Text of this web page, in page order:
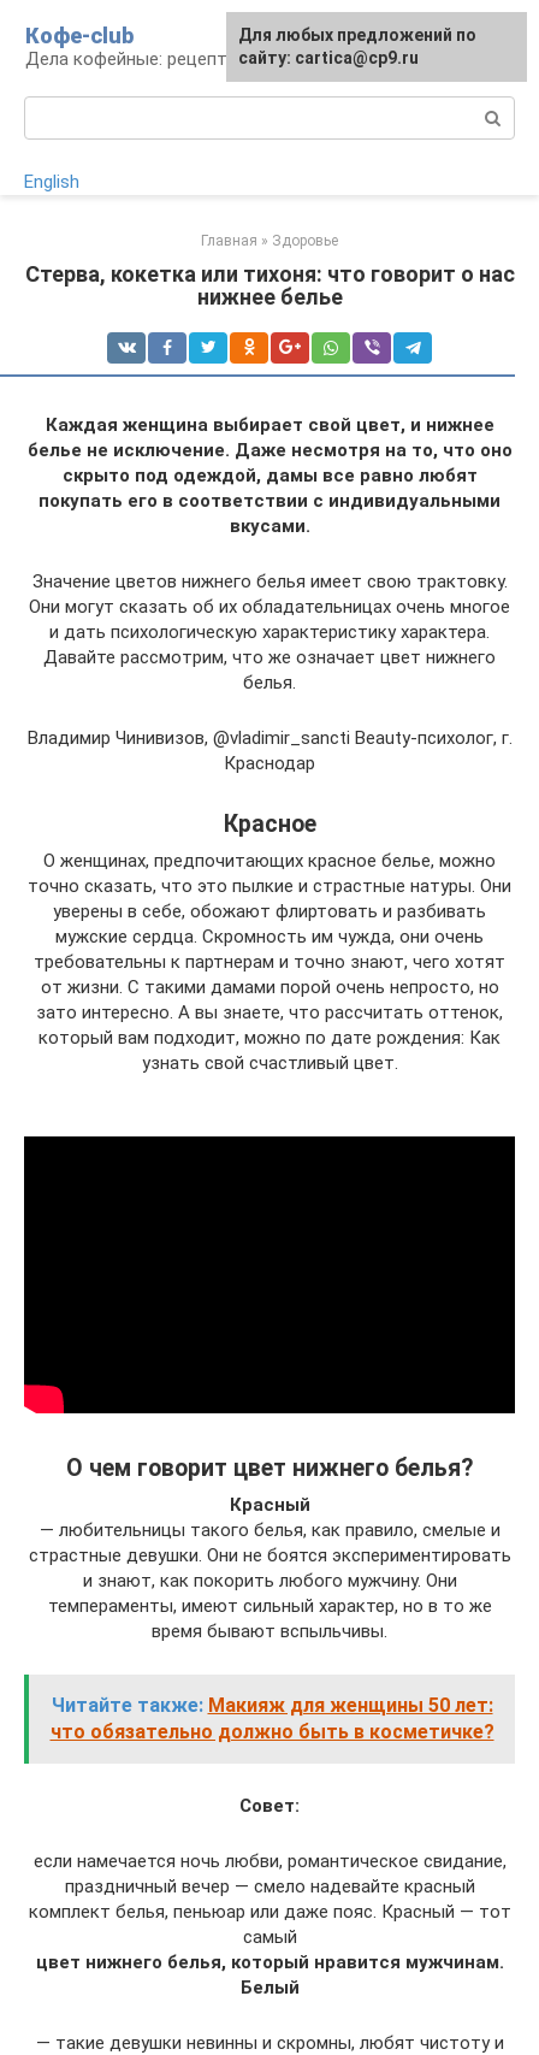
контенту
Кофе-club
Дела кофейные: рецепты и приготовление
English
Главная » Здоровье
Стерва, кокетка или тихоня: что говорит о нас
нижнее белье
Каждая женщина выбирает свой цвет, и нижнее
белье не исключение. Даже несмотря на то, что оно
скрыто под одеждой, дамы все равно любят
покупать его в соответствии с индивидуальными
вкусами.
Значение цветов нижнего белья имеет свою трактовку.
Они могут сказать об их обладательницах очень многое
и дать психологическую характеристику характера.
Давайте рассмотрим, что же означает цвет нижнего
белья.
Владимир Чинивизов, @vladimir_sancti Beauty-психолог, г.
Краснодар
Красное
О женщинах, предпочитающих красное белье, можно
точно сказать, что это пылкие и страстные натуры. Они
уверены в себе, обожают флиртовать и разбивать
мужские сердца. Скромность им чужда, они очень
требовательны к партнерам и точно знают, чего хотят
от жизни. С такими дамами порой очень непросто, но
зато интересно. А вы знаете, что рассчитать оттенок,
который вам подходит, можно по дате рождения: Как
узнать свой счастливый цвет.
О чем говорит цвет нижнего белья?
Красный
— любительницы такого белья, как правило, смелые и
страстные девушки. Они не боятся экспериментировать
и знают, как покорить любого мужчину. Они
темпераменты, имеют сильный характер, но в то же
время бывают вспыльчивы.
Читайте также: Макияж для женщины 50 лет:
что обязательно должно быть в косметичке?
Совет:
если намечается ночь любви, романтическое свидание,
праздничный вечер — смело надевайте красный
комплект белья, пеньюар или даже пояс. Красный — тот
самый
цвет нижнего белья, который нравится мужчинам.
Белый
— такие девушки невинны и скромны, любят чистоту и
Для любых предложений по
сайту: cartica@cp9.ru